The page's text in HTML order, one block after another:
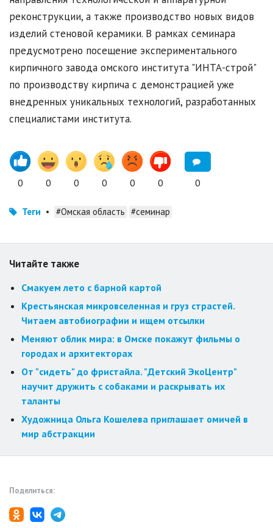
реконструкции, а также производство новых видов
изделий стеновой керамики. В рамках семинара
предусмотрено посещение экспериментального
кирпичного завода омского института "ИНТА-строй"
по производству кирпича с демонстрацией уже
внедренных уникальных технологий, разработанных
специалистами института.
0 0 0 0 0 0 0
Теги • #Омская область #семинар
Читайте также
Смакуем лето с барной картой
Крестьянская микровселенная и груз страстей.
Читаем автобиографии и ищем отсылки
Меняют облик мира: в Омске покажут фильмы о
городах и архитекторах
От "сидеть" до фристайла. "Детский ЭкоЦентр"
научит дружить с собаками и раскрывать их
таланты
Художница Ольга Кошелева приглашает омичей в
мир абстракции
Поделиться: